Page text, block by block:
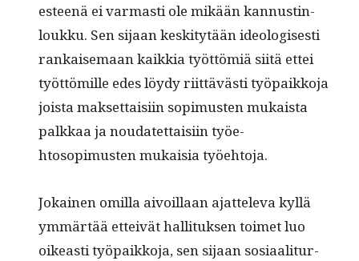
esteenä ei var­masti ole mikään kan­nustin­
loukku. Sen sijaan keski­tytään ide­ol­o­gis­es­ti
rankaise­maan kaikkia työt­tömiä siitä ettei
työt­tömille edes löy­dy riit­tävästi työ­paikko­ja
joista mak­set­taisi­in sopimusten mukaista
palkkaa ja nou­datet­taisi­in työe­
htosopimusten mukaisia työehtoja.
Jokainen omil­la aivoil­laan ajat­tel­e­va kyl­lä
ymmärtää etteivät hal­li­tuk­sen toimet luo
oikeasti työ­paikko­ja, sen sijaan sosi­aal­i­tur­